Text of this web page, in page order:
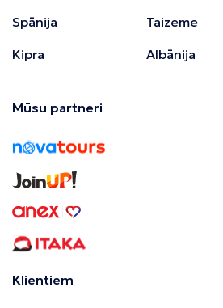
Spānija
Kipra
Taizeme
Albānija
Mūsu partneri
Klientiem